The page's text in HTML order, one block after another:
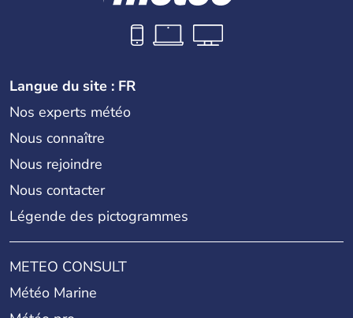
Langue du site : FR
Nos experts météo
Nous connaître
Nous rejoindre
Nous contacter
Légende des pictogrammes
METEO CONSULT
Météo Marine